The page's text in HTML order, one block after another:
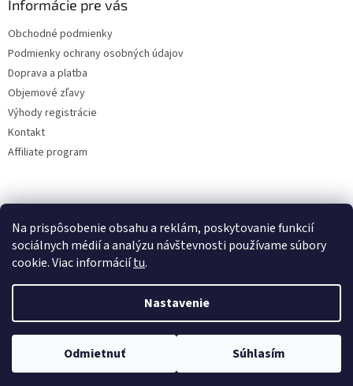
Na prispôsobenie obsahu a reklám, poskytovanie funkcií
sociálnych médií a analýzu návštevnosti používame súbory
cookie. Viac informáciítu.
Nastavenie
Odmietnuť Súhlasím
Informácie pre vás
Obchodné podmienky
Podmienky ochrany osobných údajov
Doprava a platba
Objemové zľavy
Výhody registrácie
Kontakt
Affiliate program
Copyright 2026lacne-dekoracie.sk. Všetky práva vyhradené.
Upraviť nastavenie cookies